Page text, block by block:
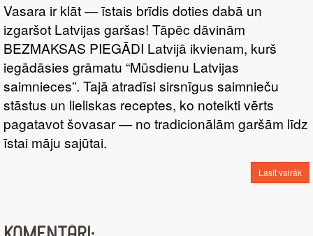
Vasara ir klāt — īstais brīdis doties dabā un
izgaršot Latvijas garšas! Tāpēc dāvinām
BEZMAKSAS PIEGĀDI Latvijā ikvienam, kurš
iegādāsies grāmatu “Mūsdienu Latvijas
saimnieces”. Tajā atradīsi sirsnīgus saimnieču
stāstus un lieliskas receptes, ko noteikti vērts
pagatavot šovasar — no tradicionālām garšām līdz
īstai māju sajūtai.
Lasīt vairāk